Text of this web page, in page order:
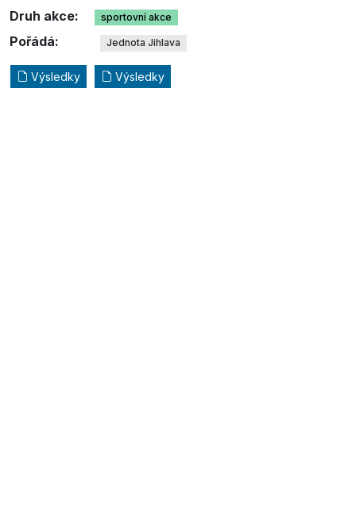
Druh akce:
sportovní akce
Pořádá: Jednota Jihlava
Výsledky Výsledky